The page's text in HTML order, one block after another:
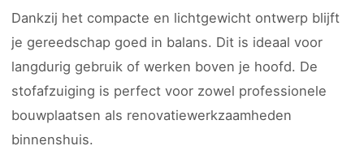
Dankzij het compacte en lichtgewicht ontwerp blijft
je gereedschap goed in balans. Dit is ideaal voor
langdurig gebruik of werken boven je hoofd. De
stofafzuiging is perfect voor zowel professionele
bouwplaatsen als renovatiewerkzaamheden
binnenshuis.